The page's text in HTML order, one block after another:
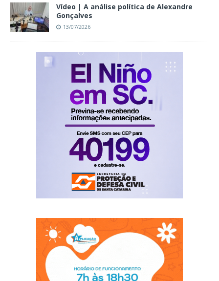
Vídeo | A análise política de Alexandre
Gonçalves
13/07/2026